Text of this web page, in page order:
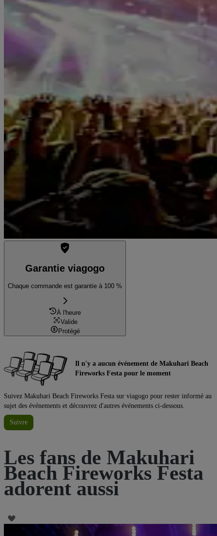
Garantie viagogo
Chaque commande est garantie à 100 %
À l'heure
Valide
Protégé
Il n'y a aucun événement de Makuhari Beach
Fireworks Festa pour le moment
Suivez Makuhari Beach Fireworks Festa sur viagogo pour rester informé au
sujet des événements et découvrez d'autres événements ci-dessous.
Suivre
Les fans de Makuhari
Beach Fireworks Festa
adorent aussi